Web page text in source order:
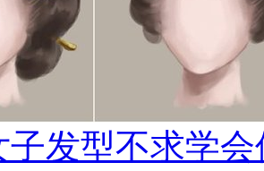
子发型不求学